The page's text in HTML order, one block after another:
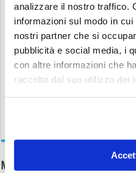
analizzare il nostro traffico.
informazioni sul modo in
nostri partner che si
pubblicità e social media, i
con altre informazioni che
raccolto dal suo utilizzo dei
Nome:
Non hai ancora una piscina?